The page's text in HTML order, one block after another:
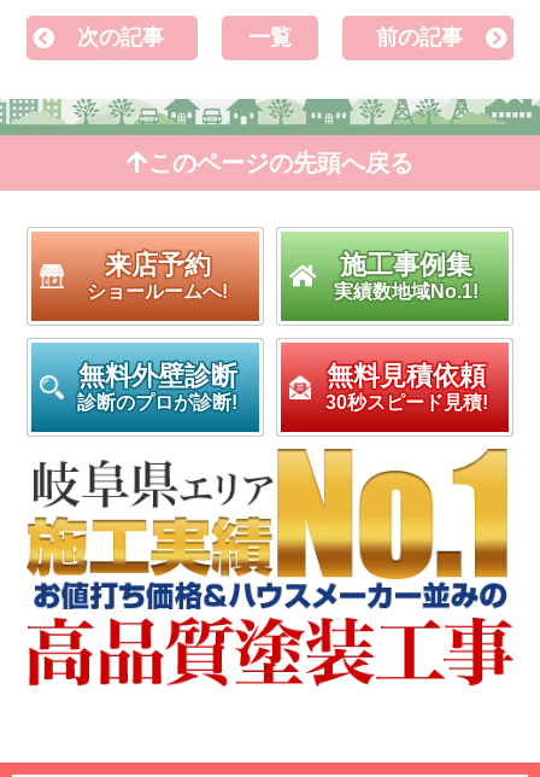
次の記事 一覧 前の記事
このページの先頭へ戻る
来店予約
ショールームへ!
施工事例集
実績数地域No.1!
無料外壁診断
診断のプロが診断!
無料見積依頼
30秒スピード見積!